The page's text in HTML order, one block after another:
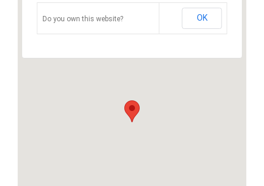
Do you own this website? OK